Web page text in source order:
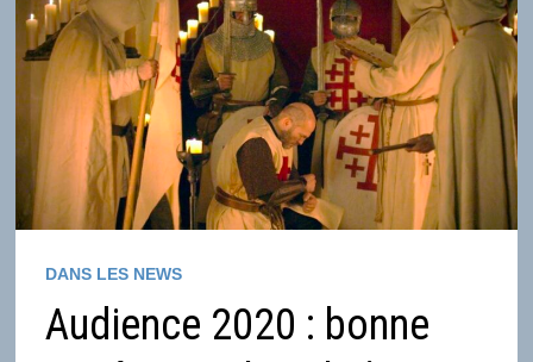
DANS LES NEWS
Audience 2020 : bonne